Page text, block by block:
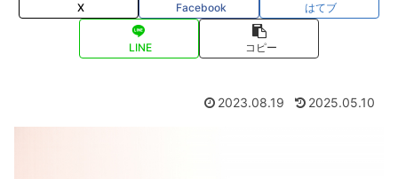
X Facebook はてブ
LINE コピー
2023.08.19 2025.05.10